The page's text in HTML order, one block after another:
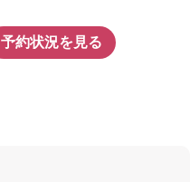
予約状況を見る